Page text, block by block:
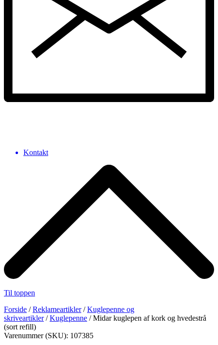
Kontakt
Til toppen
Forside /Reklameartikler/Kuglepenne og
skriveartikler/Kuglepenne / Midar kuglepen af kork og hvedestrå
(sort refill)
Varenummer (SKU): 107385